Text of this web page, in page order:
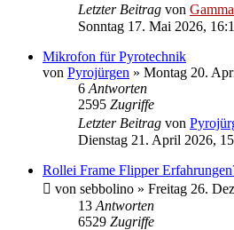
Letzter Beitrag von
Sonntag 17. Mai 2026,
Mikrofon für Pyrotechnik
von Pyrojürgen » Montag 20.
6 Antworten
2595 Zugriffe
Letzter Beitrag von
Dienstag 21. April 2026,
Rollei Frame Flipper
von sebbolino » Freitag 26.
13 Antworten
6529 Zugriffe